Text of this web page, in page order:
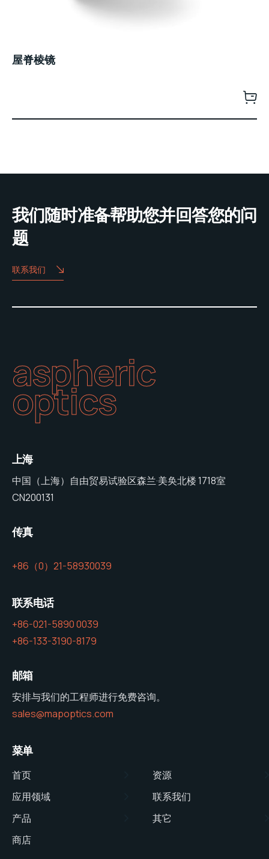
屋脊棱镜
我们随时准备帮助您并回答您的问
题
联系我们
aspheric
optics
上海
中国（上海）自由贸易试验区森兰·美奂北楼 1718室
CN200131
传真
+86（0）21-58930039
联系电话
+86-021-5890 0039
+86-133-3190-8179
邮箱
安排与我们的工程师进行免费咨询。
sales@mapoptics.com
菜单
首页
应用领域
产品
商店
资源
联系我们
其它